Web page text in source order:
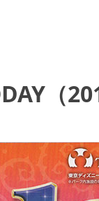
（